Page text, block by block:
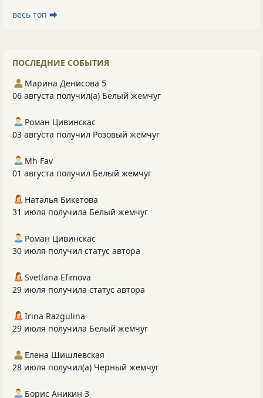
весь топ ⮕
ПОСЛЕДНИЕ СОБЫТИЯ
Марина Денисова 5
06 августа получил(а) Белый жемчуг
Роман Цивинскас
03 августа получил Розовый жемчуг
Mh Fav
01 августа получил Белый жемчуг
Наталья Бикетова
31 июля получила Белый жемчуг
Роман Цивинскас
30 июля получил статус автора
Svetlana Efimova
29 июля получила статус автора
Irina Razgulina
29 июля получила Белый жемчуг
Елена Шишлевская
28 июля получил(а) Черный жемчуг
Борис Аникин 3